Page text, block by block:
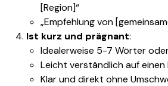
[Region]“
„Empfehlung von
Ist kurz und prägnant:
Idealerweise 5-7 Wörter
Leicht verständlich auf einen
Klar und direkt ohne